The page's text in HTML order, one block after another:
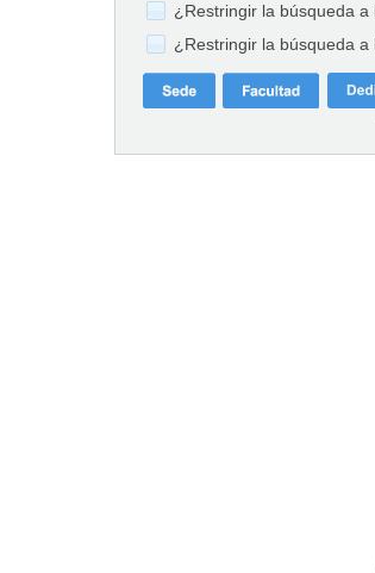
¿Restringir la búsqueda a
¿Restringir la búsqueda a